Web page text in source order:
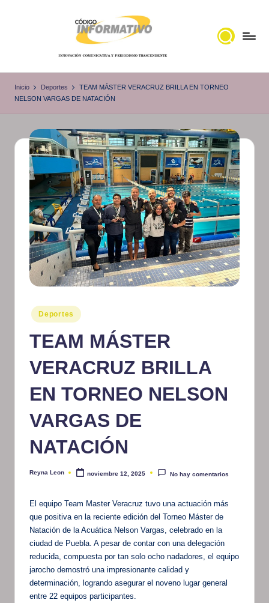
ó
i
g
I
n
f
o
r
m
at
iv
o
noticias
Inicio Deportes
TEAM MÁSTER VERACRUZ BRILLA EN TORNEO
NELSON VARGAS DE NATACIÓN
Publicado
en
Deportes
TEAM MÁSTER
VERACRUZ BRILLA
EN TORNEO NELSON
VARGAS DE
NATACIÓN
Publicado
Reyna Leon noviembre 12, 2025 No hay comentarios
El equipo Team Master Veracruz tuvo una actuación más
que positiva en la reciente edición del Torneo Máster de
Natación de la Acuática Nelson Vargas, celebrado en la
ciudad de Puebla. A pesar de contar con una delegación
reducida, compuesta por tan solo ocho nadadores, el equipo
jarocho demostró una impresionante calidad y
determinación, logrando asegurar el noveno lugar general
entre 22 equipos participantes.